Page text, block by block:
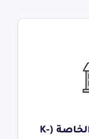
المدارس الحكومية والخاصة (K-